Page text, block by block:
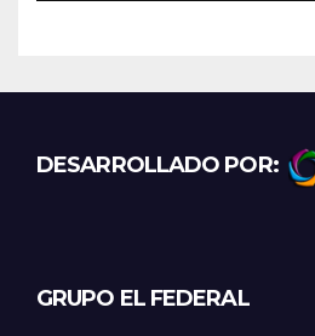
DESARROLLADO POR:
GRUPO EL FEDERAL